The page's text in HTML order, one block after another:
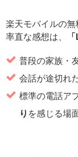
楽天モバイルの無
率直な感想は、
普段の家族・
会話が途切れ
標準の電話ア
り を感じる場